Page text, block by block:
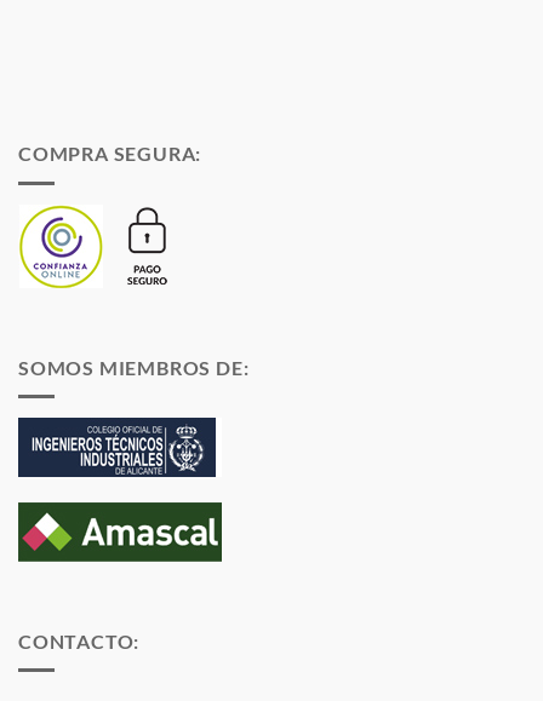
COMPRA SEGURA:
SOMOS MIEMBROS DE:
CONTACTO: